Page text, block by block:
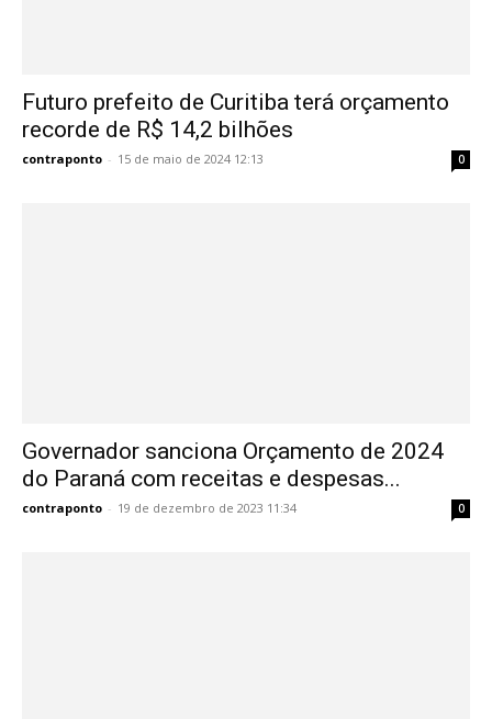
Futuro prefeito de Curitiba terá orçamento
recorde de R$ 14,2 bilhões
contraponto - 15 de maio de 2024 12:13 0
Governador sanciona Orçamento de 2024
do Paraná com receitas e despesas...
contraponto - 19 de dezembro de 2023 11:34 0